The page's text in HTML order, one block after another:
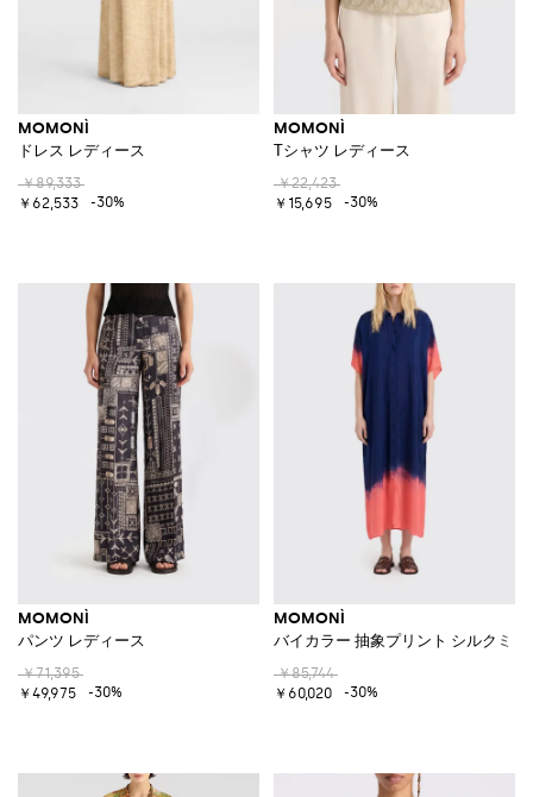
MOMONÌ
ドレス レディース
￥89,333
￥62,533
-30%
MOMONÌ
Tシャツ レディース
￥22,423
￥15,695
-30%
MOMONÌ
パンツ レディース
￥71,395
￥49,975
-30%
MOMONÌ
バイカラー 抽象プリント シルクミ
￥85,744
￥60,020
-30%